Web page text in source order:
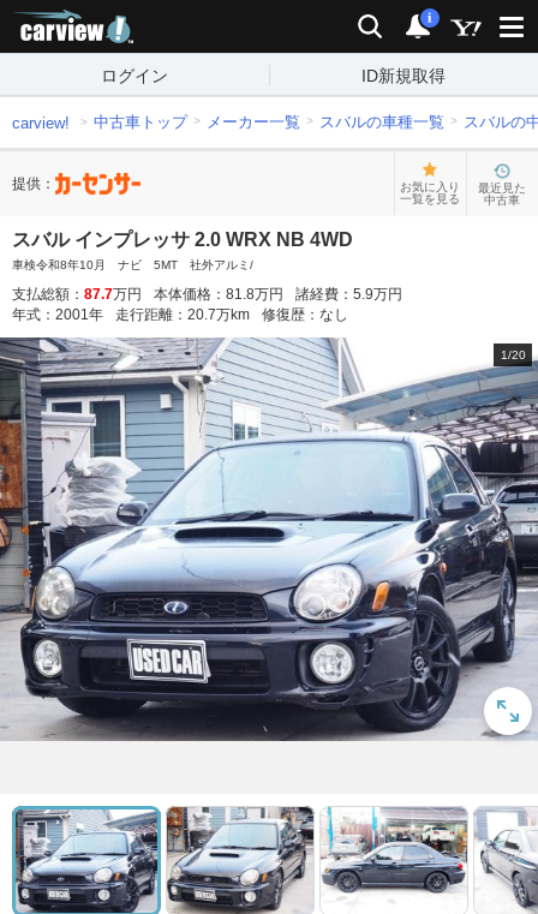
検索 通知
i
ログイン ID新規取得
carview! 中古車トップ メーカー一覧 スバルの車種一覧 スバルの
提供：
お気に入り
一覧を見る
最近見た
中古車
スバル インプレッサ 2.0 WRX NB 4WD
車検令和8年10月 ナビ 5MT 社外アルミ/
支払総額： 87.7万円 本体価格： 81.8万円 諸経費： 5.9万円
年式： 2001年 走行距離： 20.7万km 修復歴： なし
1/20